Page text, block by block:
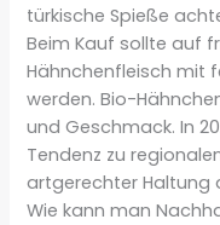
türkische Spieße
Beim Kauf sollte auf
Hähnchenfleisch mit
werden. Bio-
und Geschmack. In
Tendenz zu
artgerechter Haltung
Wie kann man